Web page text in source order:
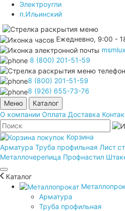
Электроугли
п.Ильинский
Ежедневно, 9:00 -
8 (800) 201-51-59
8 (800) 201-51-59
8 (926) 655-73-76
Меню
Каталог
О компании Оплата Доставка
Корзина
Арматура Труба профильная Лист
Металлочерепица Профнастил
Каталог
Арматура
Труба профильная